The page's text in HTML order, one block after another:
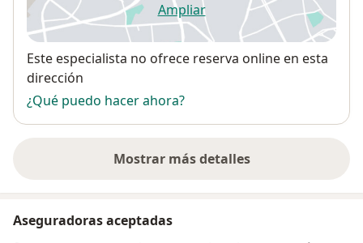
Ampliarse abre en una nueva
Disponibilidad
Este especialista no ofrece reserva online en esta
dirección
¿Qué puedo hacer ahora?
Mostrar más detalles
sobre la dirección
Aseguradoras aceptadas